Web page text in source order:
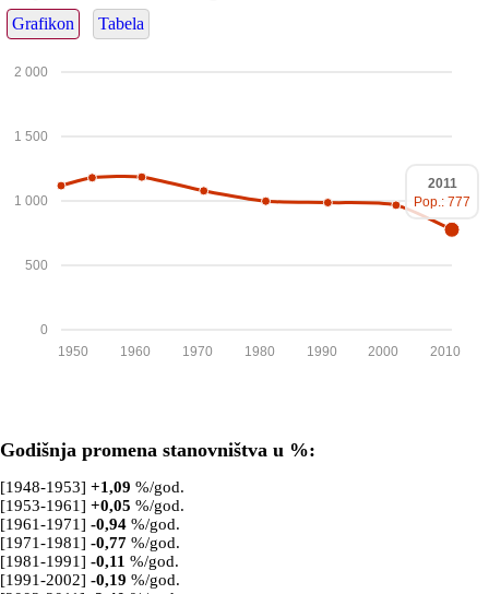
Grafikon Tabela
0
500
1 000
1 500
2 000
2010
2000
1990
1980
1970
1960
1950
2011
Pop.: 777
Godišnja promena stanovništva u %:
[1948-1953] +1,09 %/god.
[1953-1961] +0,05 %/god.
[1961-1971] -0,94 %/god.
[1971-1981] -0,77 %/god.
[1981-1991] -0,11 %/god.
[1991-2002] -0,19 %/god.